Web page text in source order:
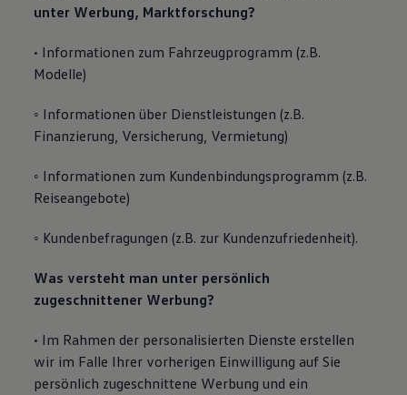
unter Werbung, Marktforschung?
• Informationen zum Fahrzeugprogramm (z.B.
Modelle)
◦ Informationen über Dienstleistungen (z.B.
Finanzierung, Versicherung, Vermietung)
◦ Informationen zum Kundenbindungsprogramm (z.B.
Reiseangebote)
◦ Kundenbefragungen (z.B. zur Kundenzufriedenheit).
Was versteht man unter persönlich
zugeschnittener Werbung?
• Im Rahmen der personalisierten Dienste erstellen
wir im Falle Ihrer vorherigen Einwilligung auf Sie
persönlich zugeschnittene Werbung und ein